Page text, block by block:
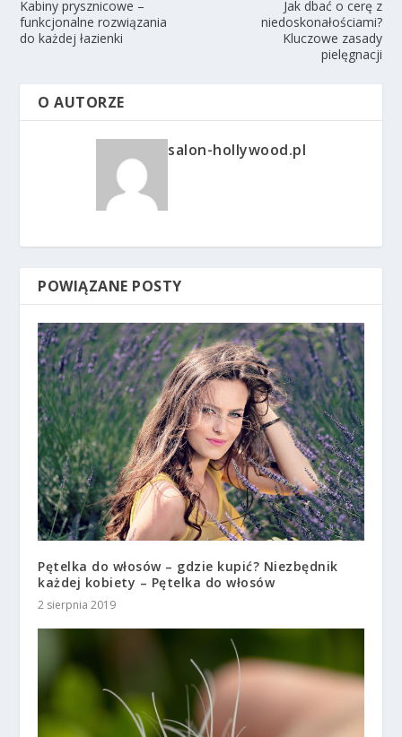
Kabiny prysznicowe –
funkcjonalne rozwiązania
do każdej łazienki
Jak dbać o cerę z
niedoskonałościami?
Kluczowe zasady
pielęgnacji
O AUTORZE
salon-hollywood.pl
POWIĄZANE POSTY
Pętelka do włosów – gdzie kupić? Niezbędnik
każdej kobiety – Pętelka do włosów
2 sierpnia 2019